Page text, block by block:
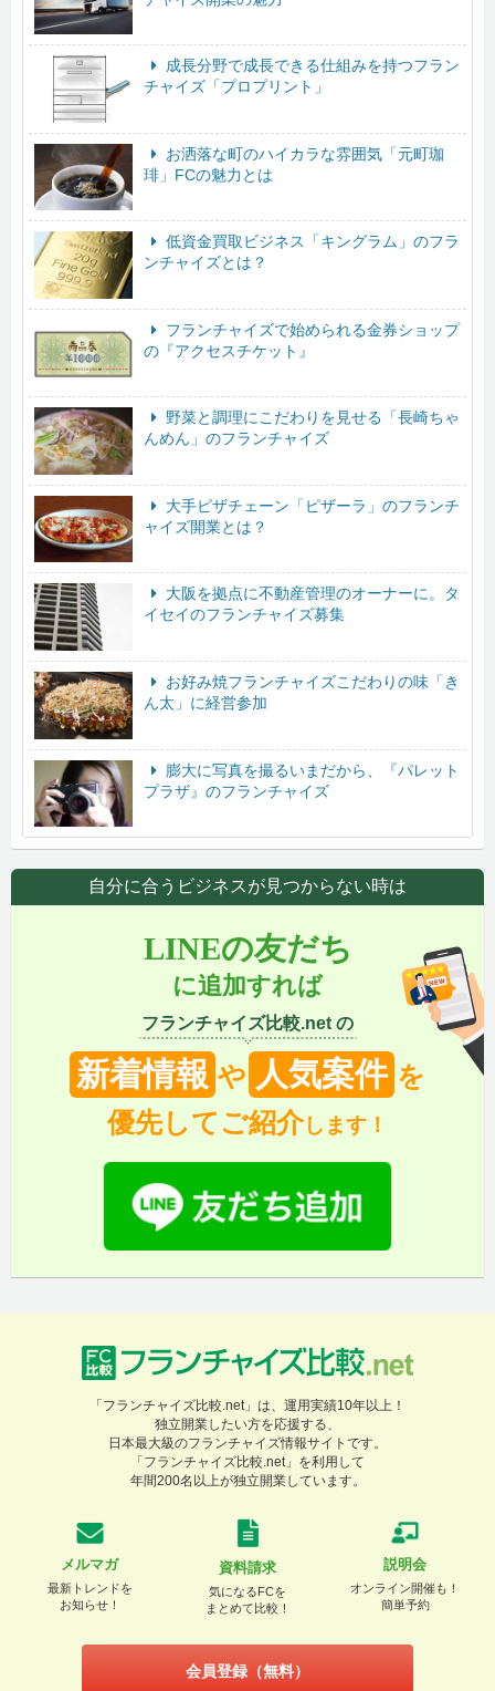
成長分野で成長できる仕組みを持つフラン
チャイズ「プロプリント」
お洒落な町のハイカラな雰囲気「元町珈
琲」FCの魅力とは
低資金買取ビジネス「キングラム」のフラ
ンチャイズとは？
フランチャイズで始められる金券ショップ
の『アクセスチケット』
野菜と調理にこだわりを見せる「長崎ちゃ
んめん」のフランチャイズ
大手ピザチェーン「ピザーラ」のフランチ
ャイズ開業とは？
大阪を拠点に不動産管理のオーナーに。タ
イセイのフランチャイズ募集
お好み焼フランチャイズこだわりの味「き
ん太」に経営参加
膨大に写真を撮るいまだから、『パレット
プラザ』のフランチャイズ
自分に合うビジネスが見つからない時は
LINEの友だち
に追加すれば
フランチャイズ比較.net の
新着情報 や 人気案件 を
優先してご紹介します！
「フランチャイズ比較.net」は、運用実績10年以上！
独立開業したい方を応援する、
日本最大級のフランチャイズ情報サイトです。
「フランチャイズ比較.net」を利用して
年間200名以上が独立開業しています。
メルマガ
最新トレンドを
お知らせ！
資料請求
気になるFCを
まとめて比較！
説明会
オンライン開催も！
簡単予約
会員登録（無料）